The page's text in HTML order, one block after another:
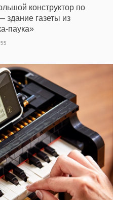
конструктор по
здание газеты из
паука»